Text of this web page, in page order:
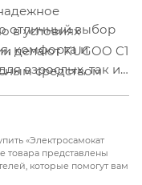
в условиях
делают KUGOO C1
средством
отличный выбор
комфорта и
взрослых, так и
«Электросамокат
товара представлены
которые помогут вам